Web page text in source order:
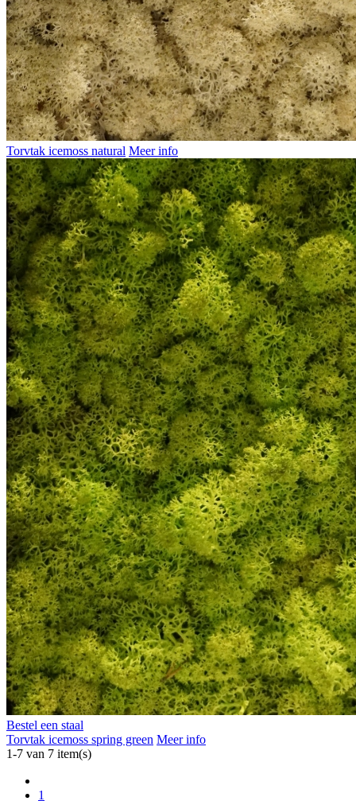
Torvtak icemoss natural Meer info
Bestel een staal
Torvtak icemoss spring green Meer info
1-7 van 7 item(s)
1